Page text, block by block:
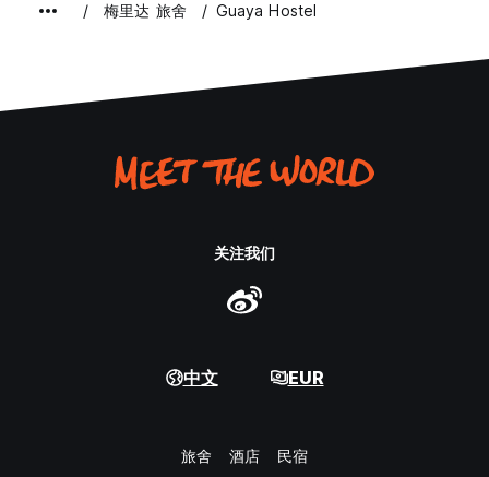
梅里达 旅舍 Guaya Hostel
关注我们
中文 EUR
旅舍 酒店 民宿